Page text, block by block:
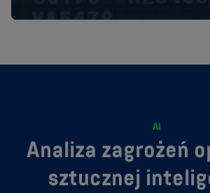
AI
Analiza zagrożeń
sztucznej